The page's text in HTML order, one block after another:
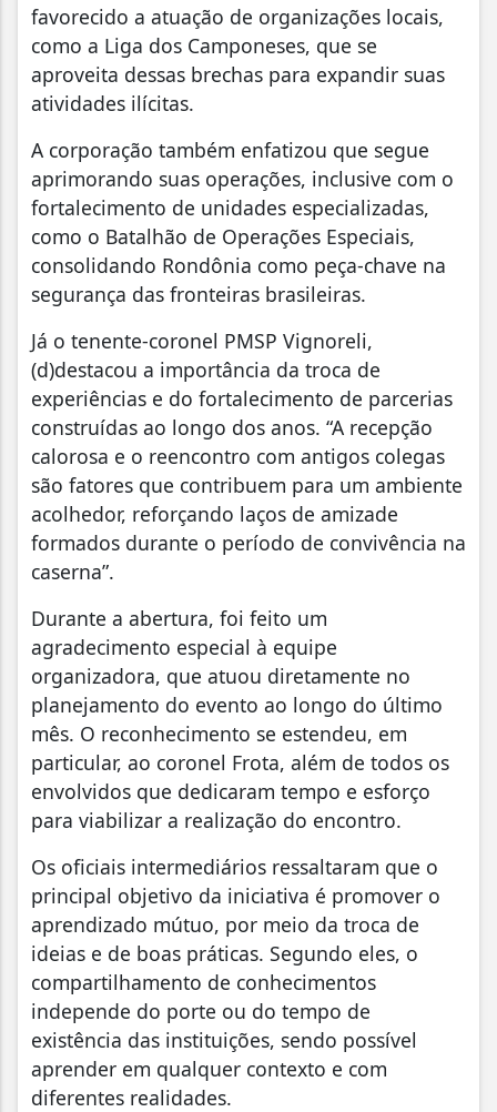
favorecido a atuação de organizações locais,
como a Liga dos Camponeses, que se
aproveita dessas brechas para expandir suas
atividades ilícitas.
A corporação também enfatizou que segue
aprimorando suas operações, inclusive com o
fortalecimento de unidades especializadas,
como o Batalhão de Operações Especiais,
consolidando Rondônia como peça-chave na
segurança das fronteiras brasileiras.
Já o tenente-coronel PMSP Vignoreli,
(d)destacou a importância da troca de
experiências e do fortalecimento de parcerias
construídas ao longo dos anos. “A recepção
calorosa e o reencontro com antigos colegas
são fatores que contribuem para um ambiente
acolhedor, reforçando laços de amizade
formados durante o período de convivência na
caserna”.
Durante a abertura, foi feito um
agradecimento especial à equipe
organizadora, que atuou diretamente no
planejamento do evento ao longo do último
mês. O reconhecimento se estendeu, em
particular, ao coronel Frota, além de todos os
envolvidos que dedicaram tempo e esforço
para viabilizar a realização do encontro.
Os oficiais intermediários ressaltaram que o
principal objetivo da iniciativa é promover o
aprendizado mútuo, por meio da troca de
ideias e de boas práticas. Segundo eles, o
compartilhamento de conhecimentos
independe do porte ou do tempo de
existência das instituições, sendo possível
aprender em qualquer contexto e com
diferentes realidades.